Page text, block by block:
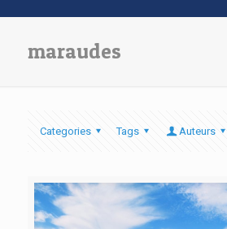
maraudes
Categories Tags Auteurs